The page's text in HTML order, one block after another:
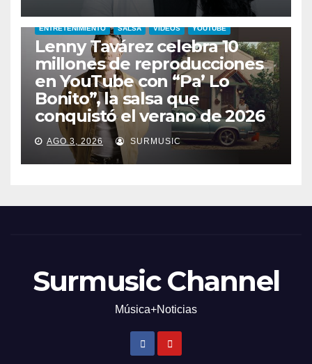
ENTRETENIMIENTO SALSA VIDEOS YOUTUBE
Lenny Tavárez celebra 10
millones de reproducciones
en YouTube con “Pa’ Lo
Bonito”, la salsa que
conquistó el verano de 2026
AGO 3, 2026 SURMUSIC
Surmusic Channel
Música+Noticias